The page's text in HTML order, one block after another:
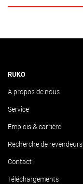
RUKO
A propos de nous
Service
Emplois & carrière
Recherche de revendeurs
Contact
Téléchargements